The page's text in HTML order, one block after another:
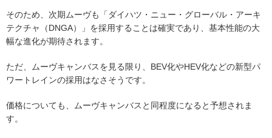
そのため、次期ムーヴも「ダイハツ・ニュー・グローバル・アーキ
テクチャ（DNGA）」を採用することは確実であり、基本性能の大
幅な進化が期待されます。
ただ、ムーヴキャンバスを見る限り、BEV化やHEV化などの新型パ
ワートレインの採用はなさそうです。
価格についても、ムーヴキャンバスと同程度になると予想されま
す。